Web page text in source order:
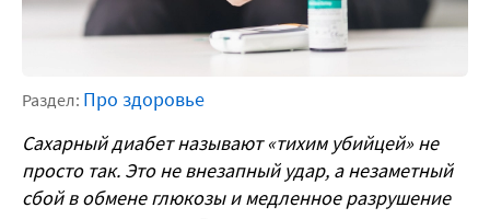
Раздел: Про здоровье
Сахарный диабет называют «тихим убийцей» не
просто так. Это не внезапный удар, а незаметный
сбой в обмене глюкозы и медленное разрушение